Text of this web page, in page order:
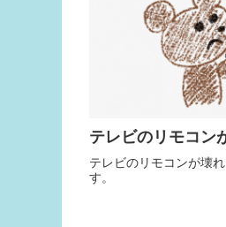
テレビのリモコン
テレビのリモコンが壊
す。